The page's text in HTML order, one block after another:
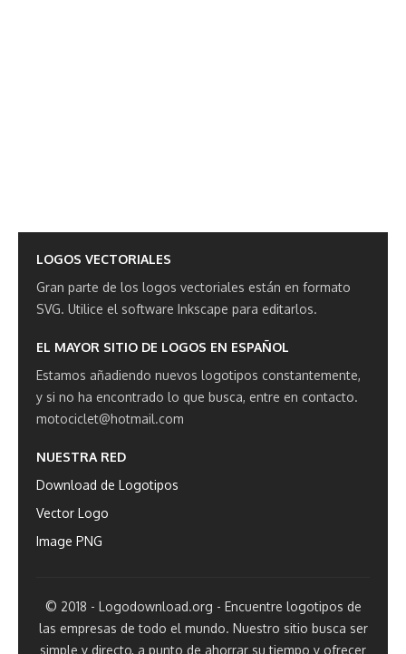
LOGOS VECTORIALES
Gran parte de los logos vectoriales están en formato
SVG. Utilice el software Inkscape para editarlos.
EL MAYOR SITIO DE LOGOS EN ESPAÑOL
Estamos añadiendo nuevos logotipos constantemente,
y si no ha encontrado lo que busca, entre en contacto.
motociclet@hotmail.com
NUESTRA RED
Download de Logotipos
Vector Logo
Image PNG
© 2018 - Logodownload.org - Encuentre logotipos de
las empresas de todo el mundo. Nuestro sitio busca ser
simple y directo, a punto de ahorrar su tiempo y ofrecer